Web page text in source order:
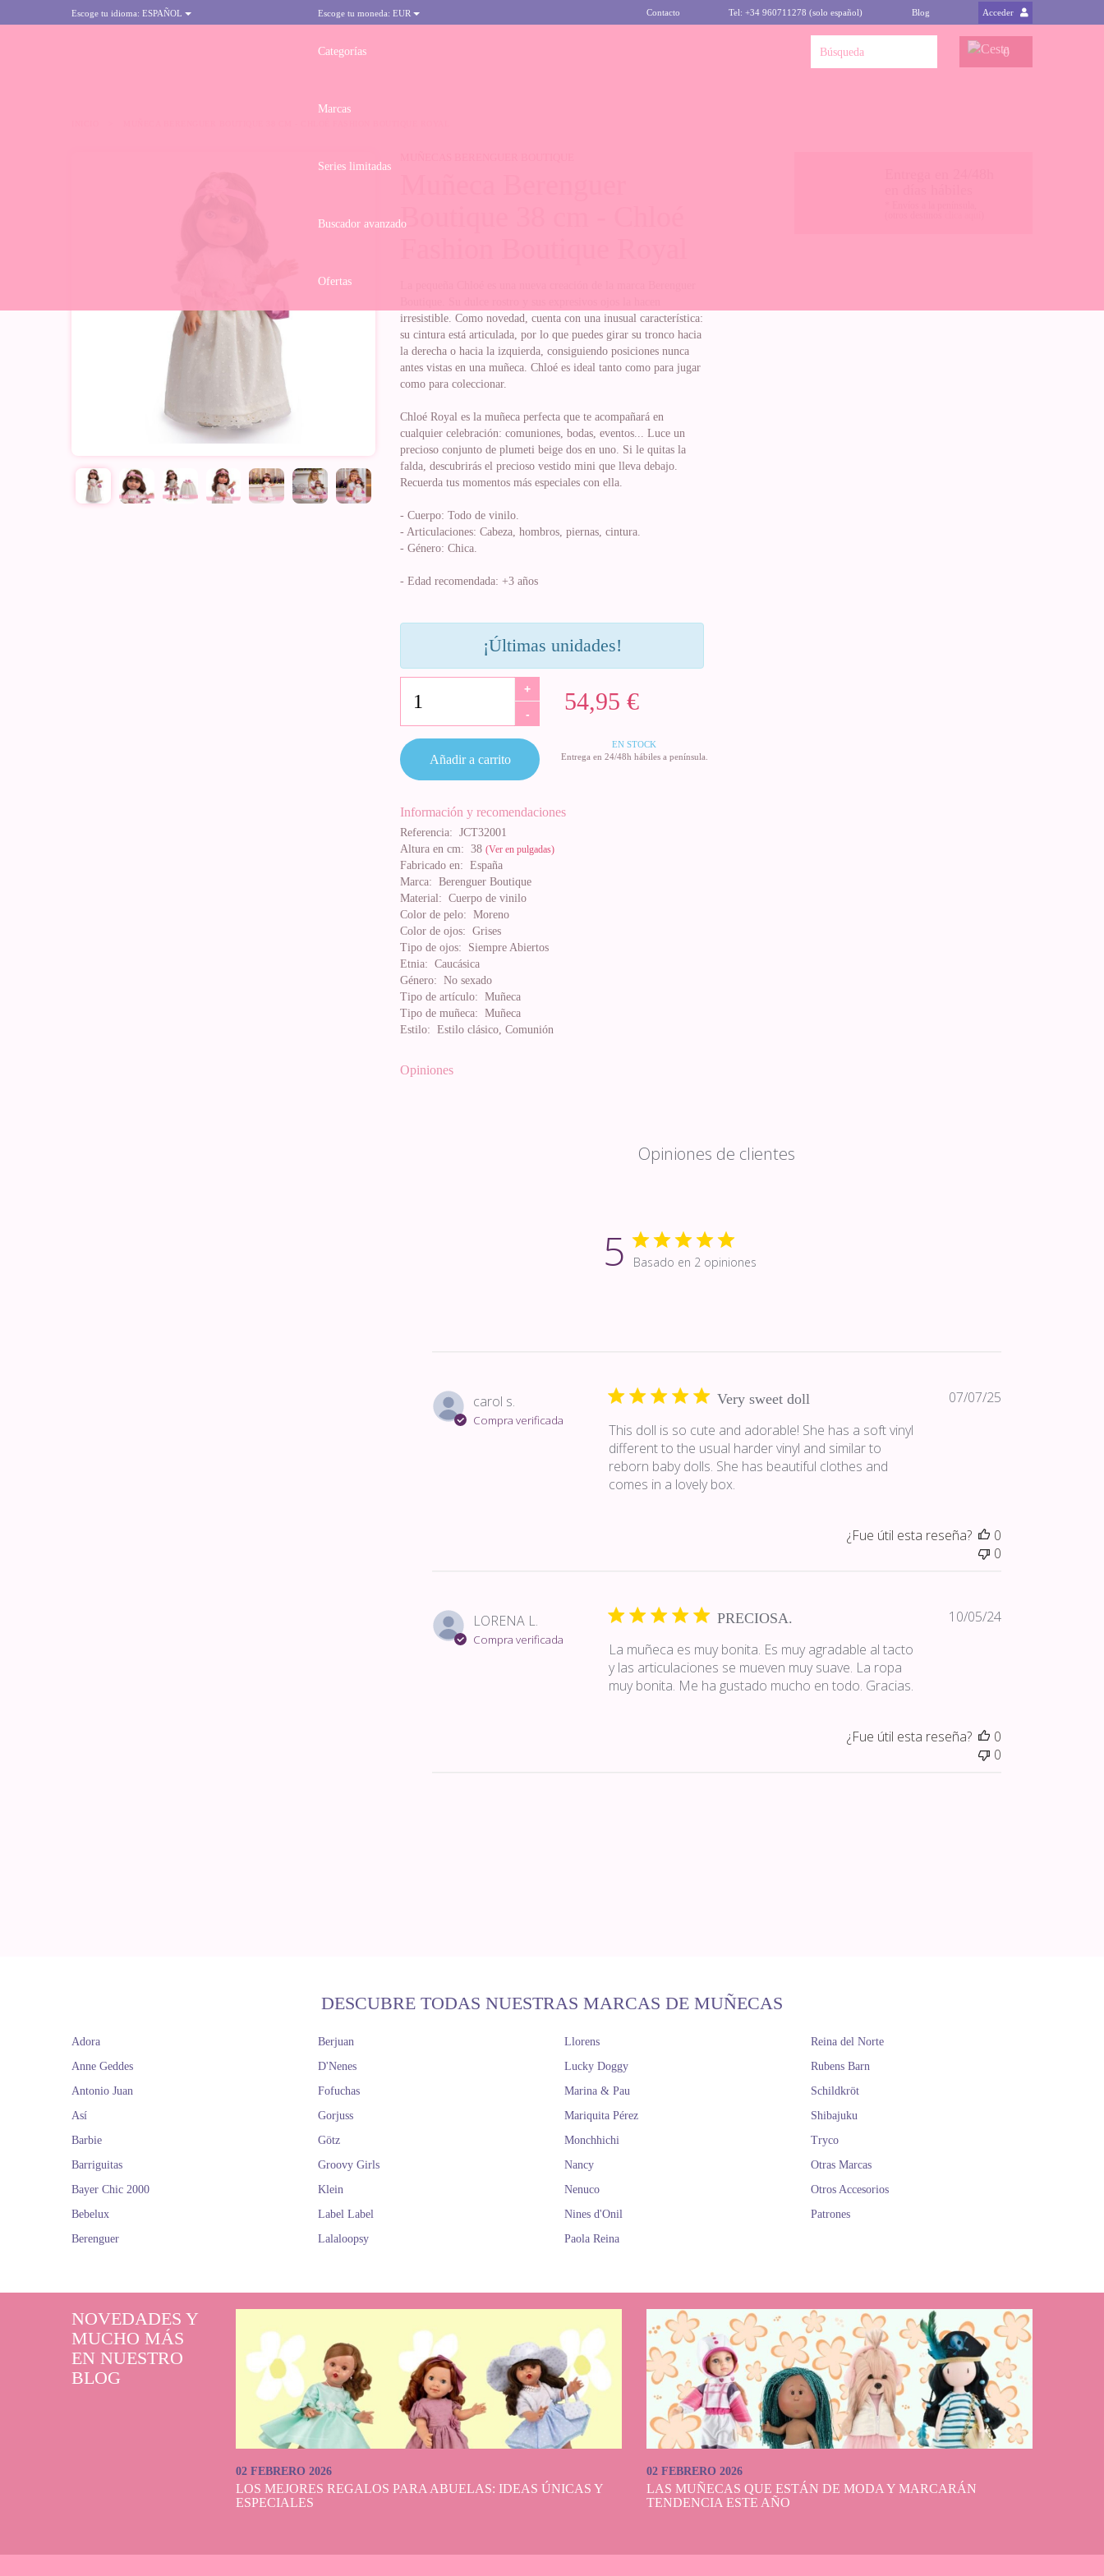
Escoge tu idioma: ESPAÑOL Escoge tu moneda: EUR Contacto Tel: +34 960711278 (solo español) Blog Acceder
Categorías
Marcas
Series limitadas
Buscador avanzado
Ofertas
0
Boutique 38 cm - Chloé
irresistible. Como novedad, cuenta con una inusual característica:
su cintura está articulada, por lo que puedes girar su tronco hacia
la derecha o hacia la izquierda, consiguiendo posiciones nunca
antes vistas en una muñeca. Chloé es ideal tanto como para jugar
como para coleccionar.
Chloé Royal es la muñeca perfecta que te acompañará en
cualquier celebración: comuniones, bodas, eventos... Luce un
precioso conjunto de plumeti beige dos en uno. Si le quitas la
falda, descubrirás el precioso vestido mini que lleva debajo.
Recuerda tus momentos más especiales con ella.
- Cuerpo: Todo de vinilo.
- Articulaciones: Cabeza, hombros, piernas, cintura.
- Género: Chica.
- Edad recomendada: +3 años
¡Últimas unidades!
54,95 €
+
-
EN STOCK
Entrega en 24/48h hábiles a península.
Añadir a carrito
Información y recomendaciones
Referencia: JCT32001
Altura en cm: 38 (Ver en pulgadas)
Fabricado en: España
Marca: Berenguer Boutique
Material: Cuerpo de vinilo
Color de pelo: Moreno
Color de ojos: Grises
Tipo de ojos: Siempre Abiertos
Etnia: Caucásica
Género: No sexado
Tipo de artículo: Muñeca
Tipo de muñeca: Muñeca
Estilo: Estilo clásico, Comunión
Opiniones
Opiniones de clientes
5 Basado en 2 opiniones
carol s.
Compra verificada
Very sweet doll
This doll is so cute and adorable! She has a soft vinyl
different to the usual harder vinyl and similar to
reborn baby dolls. She has beautiful clothes and
comes in a lovely box.
Fecha
07/07/25
¿Fue útil esta reseña?
0
0
LORENA L.
Compra verificada
PRECIOSA.
La muñeca es muy bonita. Es muy agradable al tacto
y las articulaciones se mueven muy suave. La ropa
muy bonita. Me ha gustado mucho en todo. Gracias.
Fecha
10/05/24
¿Fue útil esta reseña?
0
0
DESCUBRE TODAS NUESTRAS MARCAS DE MUÑECAS
Adora
Anne Geddes
Antonio Juan
Así
Barbie
Barriguitas
Bayer Chic 2000
Bebelux
Berenguer
Berjuan
D'Nenes
Fofuchas
Gorjuss
Götz
Groovy Girls
Klein
Label Label
Lalaloopsy
Llorens
Lucky Doggy
Marina & Pau
Mariquita Pérez
Monchhichi
Nancy
Nenuco
Nines d'Onil
Paola Reina
Reina del Norte
Rubens Barn
Schildkröt
Shibajuku
Tryco
Otras Marcas
Otros Accesorios
Patrones
NOVEDADES Y
MUCHO MÁS
EN NUESTRO
BLOG
02 FEBRERO 2026
LOS MEJORES REGALOS PARA ABUELAS: IDEAS ÚNICAS Y
ESPECIALES
02 FEBRERO 2026
LAS MUÑECAS QUE ESTÁN DE MODA Y MARCARÁN
TENDENCIA ESTE AÑO